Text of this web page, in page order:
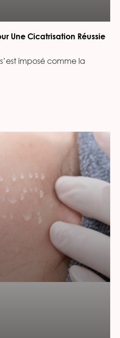
Une Cicatrisation Réussie
imposé comme la